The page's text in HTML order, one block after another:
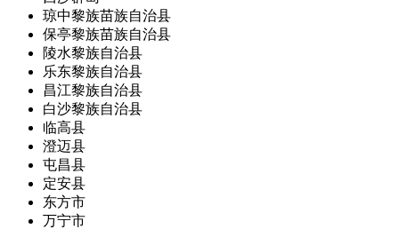
琼中黎族苗族自治县
保亭黎族苗族自治县
陵水黎族自治县
乐东黎族自治县
昌江黎族自治县
白沙黎族自治县
临高县
澄迈县
屯昌县
定安县
东方市
万宁市